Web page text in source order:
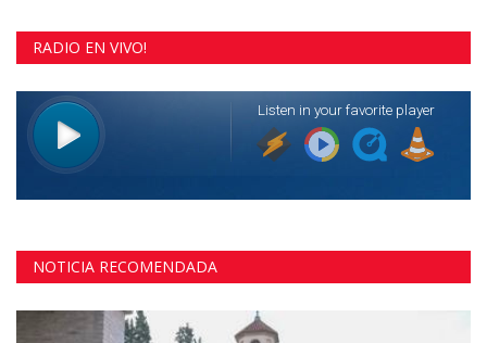
RADIO EN VIVO!
NOTICIA RECOMENDADA